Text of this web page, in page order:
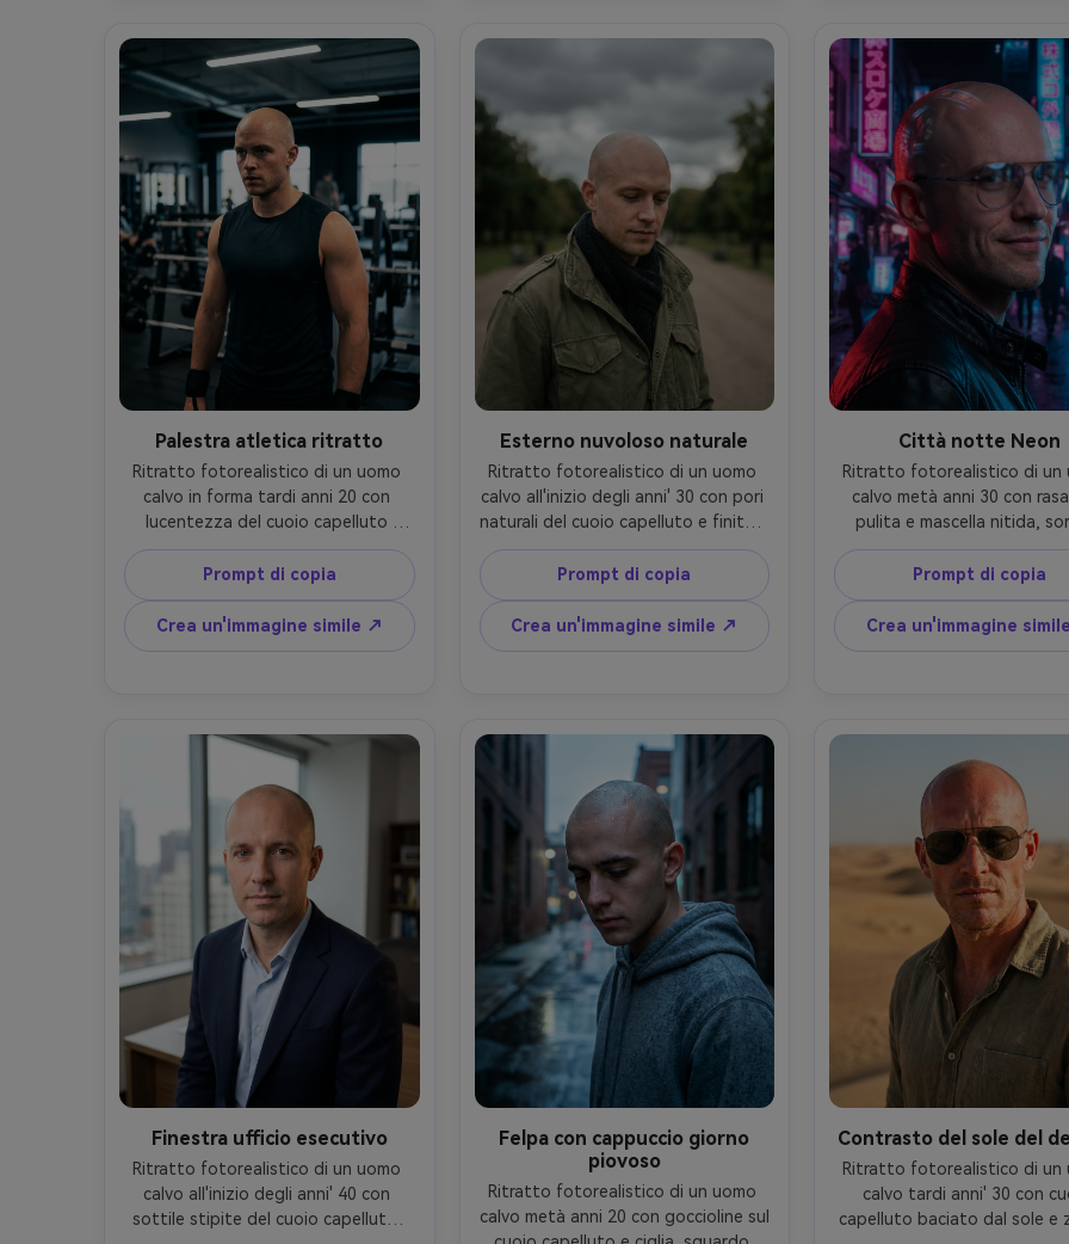
85mm f/1.4, profondità di campo
bassa, cornice torace, angolo dritto,
umore aziendale moderno, ombre
naturali, realismo di ritocco
editoriale, alta risoluzione, messa a
fuoco nitida, gradazione dei colori
neutri-AR 4:5
naturali, dettagli nitidi, colore caldo
cinematografico Grado-AR 4:5
stretto testa e spalle,
leggermente basso per la
umore cinematografico
trama realistica della pelle,
risoluzione, messa a fuoco
gradazione azzurra e
4:5
Palestra atletica ritratto
Ritratto fotorealistico di un uomo
calvo in forma tardi anni 20 con
lucentezza del cuoio capelluto
leggero dal sudore, espressione
focalizzata, indossando un top
senza maniche e avvolgimenti da
polso, interno moderno della
palestra con rack sfocati dietro, luci
leggera gira 3/4, umore intenso
motivazionale, sudore realistico e
texture della pelle, alta risoluzione,
messa a fuoco nitida, contrasto
punchy Grado di colore- -ar 4:5
Prompt di copia
Crea un'immagine simile ↗
Esterno nuvoloso naturale
Ritratto fotorealistico di un uomo
calvo all'inizio degli anni' 30 con pori
naturali del cuoio capelluto e finitura
opaca, espressione rilassata,
indossando una giacca e una sciarpa
da campo d'oliva, sentiero del parco
sotto il cielo coperto, morbida
illuminazione diffusa con ombre
premuroso, toni della pelle realistici,
alta risoluzione, messa a fuoco
nitida, classificazione del colore
naturale- -ar 4:5
Prompt di copia
Crea un'immagine simile ↗
Città notte Neon
Ritratto fotorealistico di un
calvo metà anni 30 con
pulita e mascella nitida,
sicuro, indossando una
pelle nera, strada illuminata al
di notte con riflessi di
rosa e blu sul cuoio
luce del bordo e
realistica della pelle e
speculari, alta risoluzione,
fuoco nitida, colore vivace
4:5
Prompt di copia
Crea un'immagine
Finestra ufficio esecutivo
Ritratto fotorealistico di un uomo
calvo all'inizio degli anni' 40 con
sottile stipite del cuoio capelluto,
Felpa con cappuccio giorno
piovoso
Ritratto fotorealistico di un uomo
calvo metà anni 20 con goccioline sul
Contrasto del sole del
Ritratto fotorealistico di un
calvo tardi anni' 30 con
capelluto baciato dal sole e